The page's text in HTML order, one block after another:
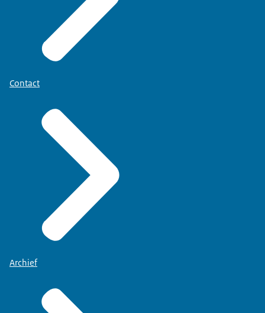
Contact
Archief